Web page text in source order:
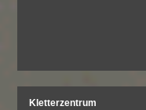
Kletterzentrum